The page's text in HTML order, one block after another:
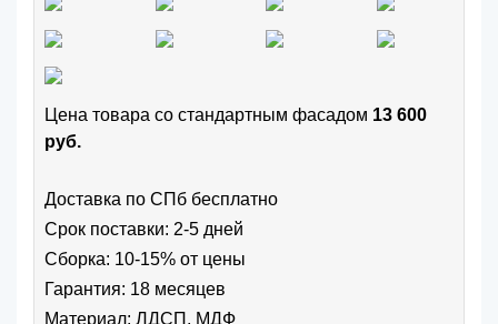
Цена товара cо стандартным фасадом 13 600
руб.
Доставка по СПб бесплатно
Срок поставки: 2-5 дней
Сборка: 10-15% от цены
Гарантия: 18 месяцев
Материал: ЛДСП, МДФ